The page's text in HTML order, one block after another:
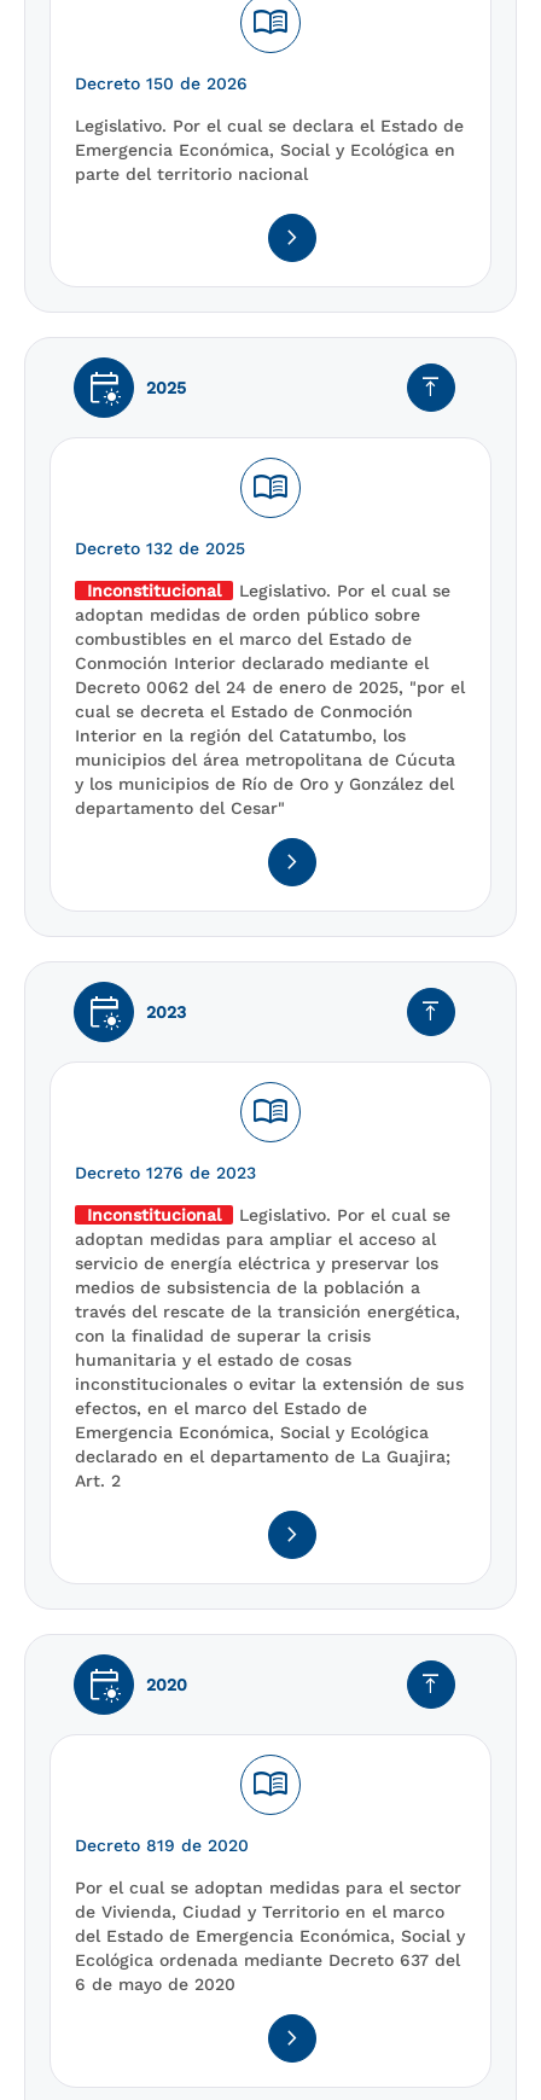
menu_book
Decreto 150 de 2026
Legislativo. Por el cual se declara el Estado de
Emergencia Económica, Social y Ecológica en
parte del territorio nacional
navigate_next
early_on 2025 vertical_align_top
menu_book
Decreto 132 de 2025
Inconstitucional
Legislativo. Por el cual se
adoptan medidas de orden público sobre
combustibles en el marco del Estado de
Conmoción Interior declarado mediante el
Decreto 0062 del 24 de enero de 2025, "por el
cual se decreta el Estado de Conmoción
Interior en la región del Catatumbo, los
municipios del área metropolitana de Cúcuta
y los municipios de Río de Oro y González del
departamento del Cesar"
navigate_next
early_on 2023 vertical_align_top
menu_book
Decreto 1276 de 2023
Inconstitucional
Legislativo. Por el cual se
adoptan medidas para ampliar el acceso al
servicio de energía eléctrica y preservar los
medios de subsistencia de la población a
través del rescate de la transición energética,
con la finalidad de superar la crisis
humanitaria y el estado de cosas
inconstitucionales o evitar la extensión de sus
efectos, en el marco del Estado de
Emergencia Económica, Social y Ecológica
declarado en el departamento de La Guajira;
Art. 2
navigate_next
early_on 2020 vertical_align_top
menu_book
Decreto 819 de 2020
Por el cual se adoptan medidas para el sector
de Vivienda, Ciudad y Territorio en el marco
del Estado de Emergencia Económica, Social y
Ecológica ordenada mediante Decreto 637 del
6 de mayo de 2020
navigate_next